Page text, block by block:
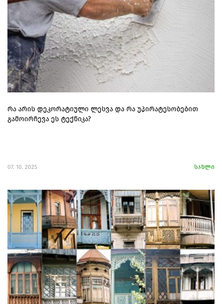
რა არის დეკორატიული ლესვა და რა უპირატესობებით
გამოირჩევა ეს ტექნიკა?
07. 10. 2025 სახლი